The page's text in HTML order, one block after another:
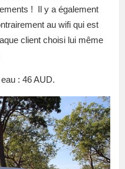
! Il y a également
au wifi qui est
client choisi lui même
: 46 AUD.